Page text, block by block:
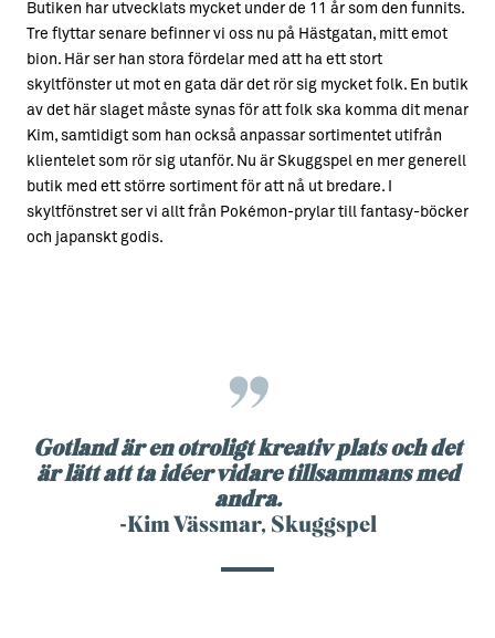
Butiken har utvecklats mycket under de 11 år som den funnits.
Tre flyttar senare befinner vi oss nu på Hästgatan, mitt emot
bion. Här ser han stora fördelar med att ha ett stort
skyltfönster ut mot en gata där det rör sig mycket folk. En butik
av det här slaget måste synas för att folk ska komma dit menar
Kim, samtidigt som han också anpassar sortimentet utifrån
klientelet som rör sig utanför. Nu är Skuggspel en mer generell
butik med ett större sortiment för att nå ut bredare. I
skyltfönstret ser vi allt från Pokémon-prylar till fantasy-böcker
och japanskt godis.
Gotland är en otroligt kreativ plats och det
är lätt att ta idéer vidare tillsammans med
andra.
-Kim Vässmar, Skuggspel